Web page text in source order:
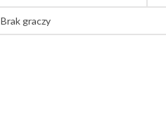
Brak graczy